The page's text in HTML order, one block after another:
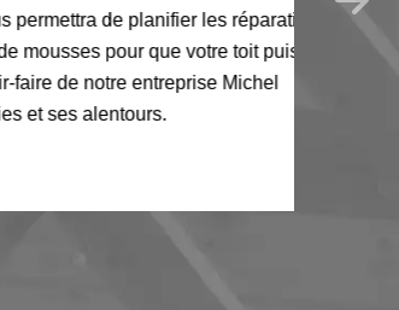
de planifier les réparations.
pour que votre toit puisse
notre entreprise Michel
alentours.